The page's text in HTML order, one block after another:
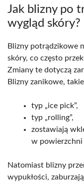
Jak blizny po
wygląd skóry?
Blizny potrądzikowe
skóry, co często
Zmiany te dotyczą
Blizny zanikowe,
typ „ice pick”,
typ „rolling”,
zostawiają
w powierzchni
Natomiast blizny
wypukłości,